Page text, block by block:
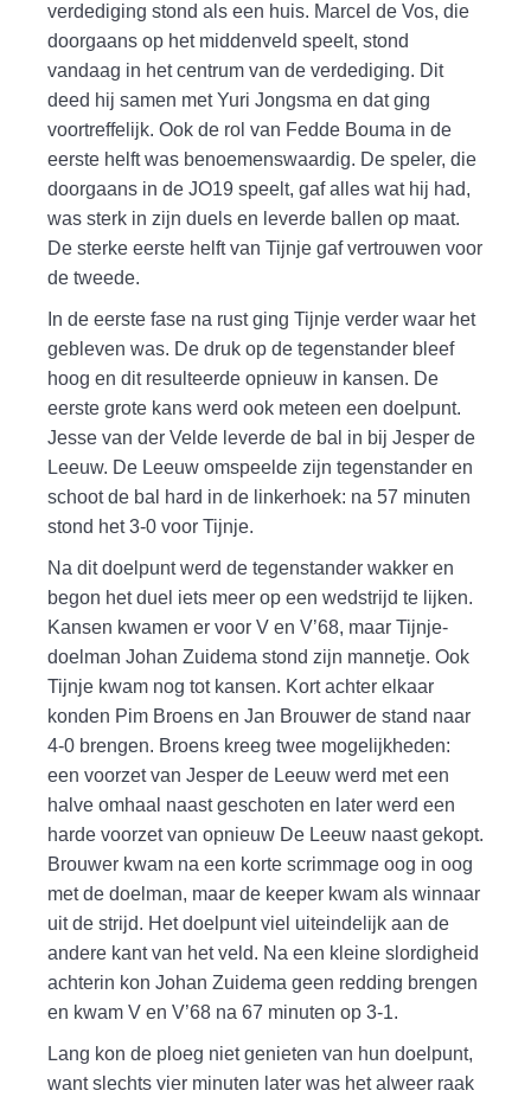
verdediging stond als een huis. Marcel de Vos, die
doorgaans op het middenveld speelt, stond
vandaag in het centrum van de verdediging. Dit
deed hij samen met Yuri Jongsma en dat ging
voortreffelijk. Ook de rol van Fedde Bouma in de
eerste helft was benoemenswaardig. De speler, die
doorgaans in de JO19 speelt, gaf alles wat hij had,
was sterk in zijn duels en leverde ballen op maat.
De sterke eerste helft van Tijnje gaf vertrouwen voor
de tweede.
In de eerste fase na rust ging Tijnje verder waar het
gebleven was. De druk op de tegenstander bleef
hoog en dit resulteerde opnieuw in kansen. De
eerste grote kans werd ook meteen een doelpunt.
Jesse van der Velde leverde de bal in bij Jesper de
Leeuw. De Leeuw omspeelde zijn tegenstander en
schoot de bal hard in de linkerhoek: na 57 minuten
stond het 3-0 voor Tijnje.
Na dit doelpunt werd de tegenstander wakker en
begon het duel iets meer op een wedstrijd te lijken.
Kansen kwamen er voor V en V’68, maar Tijnje-
doelman Johan Zuidema stond zijn mannetje. Ook
Tijnje kwam nog tot kansen. Kort achter elkaar
konden Pim Broens en Jan Brouwer de stand naar
4-0 brengen. Broens kreeg twee mogelijkheden:
een voorzet van Jesper de Leeuw werd met een
halve omhaal naast geschoten en later werd een
harde voorzet van opnieuw De Leeuw naast gekopt.
Brouwer kwam na een korte scrimmage oog in oog
met de doelman, maar de keeper kwam als winnaar
uit de strijd. Het doelpunt viel uiteindelijk aan de
andere kant van het veld. Na een kleine slordigheid
achterin kon Johan Zuidema geen redding brengen
en kwam V en V’68 na 67 minuten op 3-1.
Lang kon de ploeg niet genieten van hun doelpunt,
want slechts vier minuten later was het alweer raak